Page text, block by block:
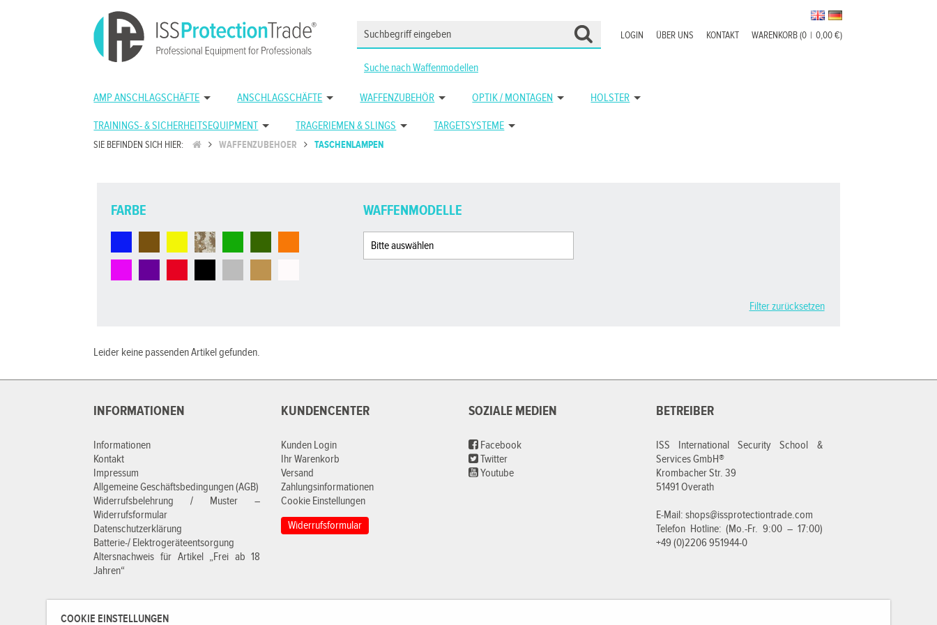
COOKIE EINSTELLUNGEN
WARENKORB (0 | 0,00 €)
KONTAKT
ÜBER UNS
LOGIN
Suche nach Waffenmodellen
AMP ANSCHLAGSCHÄFTE ANSCHLAGSCHÄFTE WAFFENZUBEHÖR OPTIK / MONTAGEN HOLSTER
TRAININGS- & SICHERHEITSEQUIPMENT TRAGERIEMEN & SLINGS TARGETSYSTEME
SIE BEFINDEN SICH HIER: WAFFENZUBEHOER TASCHENLAMPEN
FARBE WAFFENMODELLE
Filter zurücksetzen
Leider keine passenden Artikel gefunden.
INFORMATIONEN
Informationen
Kontakt
Impressum
Allgemeine Geschäftsbedingungen (AGB)
Widerrufsbelehrung / Muster –
Widerrufsformular
Datenschutzerklärung
Batterie-/ Elektrogeräteentsorgung
Altersnachweis für Artikel „Frei ab 18
Jahren“
KUNDENCENTER
Kunden Login
Ihr Warenkorb
Versand
Zahlungsinformationen
Cookie Einstellungen
Widerrufsformular
SOZIALE MEDIEN
Facebook
Twitter
Youtube
BETREIBER
ISS International Security School &
Services GmbH®
Krombacher Str. 39
51491 Overath
E-Mail: shops@issprotectiontrade.com
Telefon Hotline: (Mo.-Fr. 9:00 – 17:00)
+49 (0)2206 951944-0